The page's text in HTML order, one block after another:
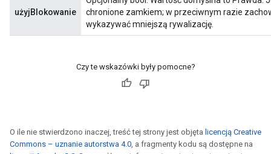
użyjBlokowanie
chronione zamkiem; w przeciwnym razie
wykazywać mniejszą rywalizację.
Czy te wskazówki były pomocne?
O ile nie stwierdzono inaczej, treść tej strony jest objęta licencją Creative
Commons – uznanie autorstwa 4.0, a fragmenty kodu są dostępne na